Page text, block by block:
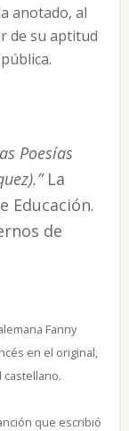
anotado, al
de su aptitud
Poesías
La
Educación.
de
Fanny
en el original,
que escribió